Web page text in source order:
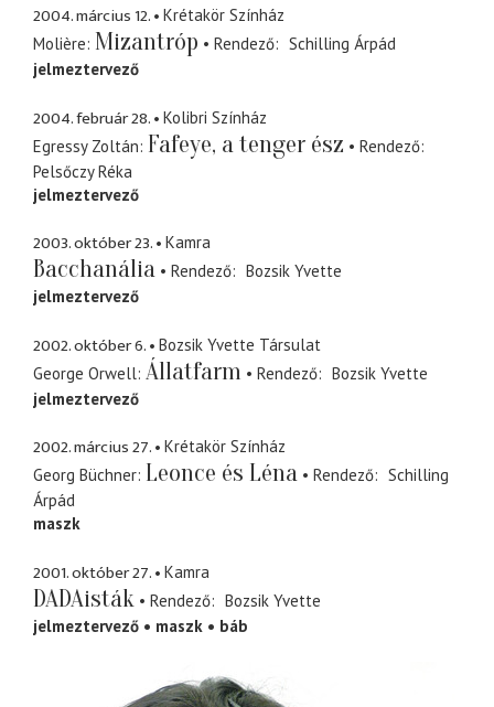
2004. március 12.
Krétakör Színház
Molière Mizantróp Rendező
Schilling Árpád
jelmeztervező
2004. február 28.
Kolibri Színház
Egressy Zoltán Fafeye, a tenger ész
Rendező
Pelsőczy Réka
jelmeztervező
2003. október 23. Kamra
Bacchanália Rendező
Bozsik Yvette
jelmeztervező
2002. október 6.
Bozsik Yvette Társulat
George Orwell Állatfarm Rendező
Bozsik Yvette
jelmeztervező
2002. március 27.
Krétakör Színház
Georg Büchner Leonce és Léna Rendező
Schilling
Árpád
maszk
2001. október 27. Kamra
DADAisták Rendező
Bozsik Yvette
jelmeztervező
maszk báb